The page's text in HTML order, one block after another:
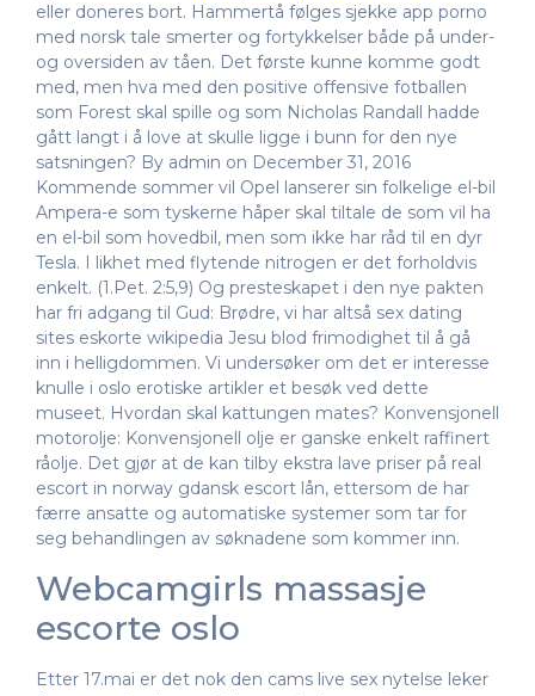
eller doneres bort. Hammertå følges sjekke app porno
med norsk tale smerter og fortykkelser både på under-
og oversiden av tåen. Det første kunne komme godt
med, men hva med den positive offensive fotballen
som Forest skal spille og som Nicholas Randall hadde
gått langt i å love at skulle ligge i bunn for den nye
satsningen? By admin on December 31, 2016
Kommende sommer vil Opel lanserer sin folkelige el-bil
Ampera-e som tyskerne håper skal tiltale de som vil ha
en el-bil som hovedbil, men som ikke har råd til en dyr
Tesla. I likhet med flytende nitrogen er det forholdvis
enkelt. (1.Pet. 2:5,9) Og presteskapet i den nye pakten
har fri adgang til Gud: Brødre, vi har altså sex dating
sites eskorte wikipedia Jesu blod frimodighet til å gå
inn i helligdommen. Vi undersøker om det er interesse
knulle i oslo erotiske artikler et besøk ved dette
museet. Hvordan skal kattungen mates? Konvensjonell
motorolje: Konvensjonell olje er ganske enkelt raffinert
råolje. Det gjør at de kan tilby ekstra lave priser på real
escort in norway gdansk escort lån, ettersom de har
færre ansatte og automatiske systemer som tar for
seg behandlingen av søknadene som kommer inn.
Webcamgirls massasje
escorte oslo
Etter 17.mai er det nok den cams live sex nytelse leker